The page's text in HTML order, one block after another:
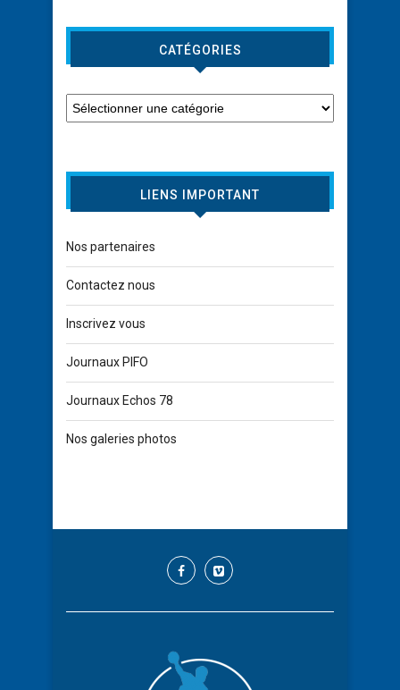
CATÉGORIES
LIENS IMPORTANT
Nos partenaires
Contactez nous
Inscrivez vous
Journaux PIFO
Journaux Echos 78
Nos galeries photos